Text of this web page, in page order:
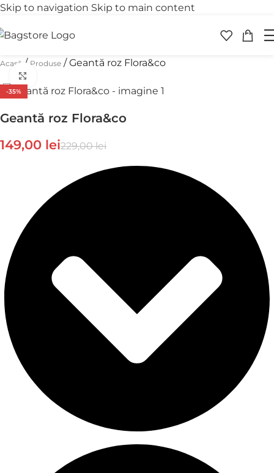
Skip to navigation Skip to main content
peste 250 lei
Acasă / Produse /Geantă roz Flora&co
-35%
Geantă roz Flora&co
229,00lei
149,00 lei